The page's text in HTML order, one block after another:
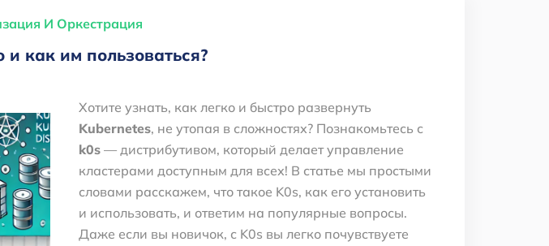
И Оркестрация
и как им пользоваться?
Хотите узнать, как легко и быстро развернуть
Kubernetes, не утопая в сложностях? Познакомьтесь с
k0s — дистрибутивом, который делает управление
кластерами доступным для всех! В статье мы простыми
словами расскажем, что такое K0s, как его установить
и использовать, и ответим на популярные вопросы.
Даже если вы новичок, с K0s вы легко почувствуете